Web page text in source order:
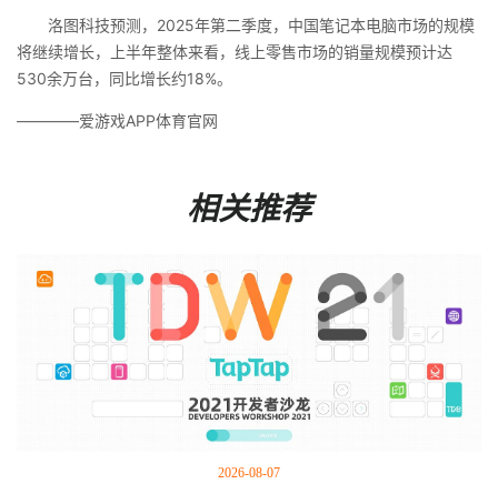
洛图科技预测，2025年第二季度，中国笔记本电脑市场的规模
将继续增长，上半年整体来看，线上零售市场的销量规模预计达
530余万台，同比增长约18%。
————爱游戏APP体育官网
相关推荐
2026-08-07